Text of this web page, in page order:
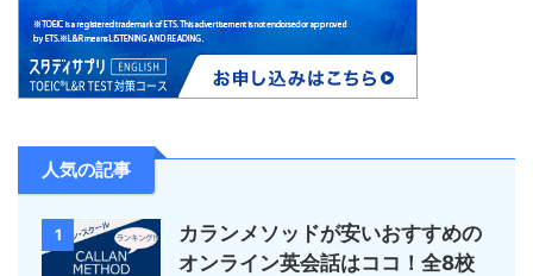
人気の記事
1
カランメソッドが安いおすすめの
オンライン英会話はココ！全8校